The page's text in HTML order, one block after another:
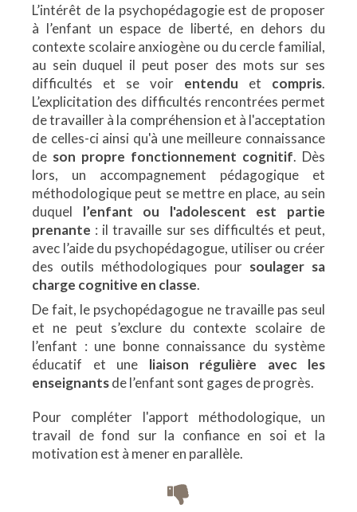
L’intérêt de la psychopédagogie est de proposer
à l’enfant un espace de liberté, en dehors du
contexte scolaire anxiogène ou du cercle familial,
au sein duquel il peut poser des mots sur ses
difficultés et se voir entendu et compris.
L’explicitation des difficultés rencontrées permet
de travailler à la compréhension et à l'acceptation
de celles-ci ainsi qu'à une meilleure connaissance
de son propre fonctionnement cognitif. Dès
lors, un accompagnement pédagogique et
méthodologique peut se mettre en place, au sein
duquel l’enfant ou l'adolescent est partie
prenante : il travaille sur ses difficultés et peut,
avec l’aide du psychopédagogue, utiliser ou créer
des outils méthodologiques pour soulager sa
charge cognitive en classe.
De fait, le psychopédagogue ne travaille pas seul
et ne peut s’exclure du contexte scolaire de
l’enfant : une bonne connaissance du système
éducatif et une liaison régulière avec les
enseignantsde l’enfant sont gages de progrès.
Pour compléter l'apport méthodologique, un
travail de fond sur la confiance en soi et la
motivation est à mener en parallèle.